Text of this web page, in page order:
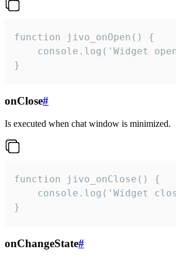
function jivo_onOpen() {
console.log('Widget
}
onClose#
Is executed when chat window is minimized.
function jivo_onClose() {
console.log('Widget
}
onChangeState#